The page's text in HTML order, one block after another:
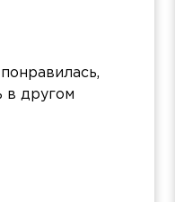
в другом